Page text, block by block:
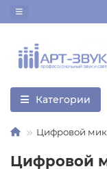
Категории
Цифровой
Цифровой